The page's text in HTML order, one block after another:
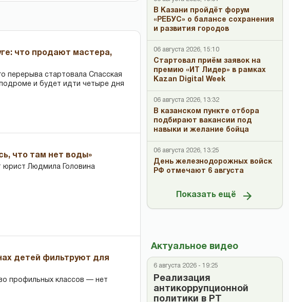
что продают мастера,
перерыва стартовала Спасская
и будет идти четыре дня
что там нет воды»
юрист Людмила Головина
детей фильтруют для
профильных классов — нет
В Казани пройдёт форум
«РЕБУС» о балансе сохранения
и развития городов
06 августа 2026, 15:10
Стартовал приём заявок на
премию «ИТ Лидер» в рамках
Kazan Digital Week
06 августа 2026, 13:32
В казанском пункте отбора
подбирают вакансии под
навыки и желание бойца
06 августа 2026, 13:25
День железнодорожных войск
РФ отмечают 6 августа
Показать ещё
Актуальное видео
6 августа 2026 - 19:25
Реализация
антикоррупционной
политики в РТ